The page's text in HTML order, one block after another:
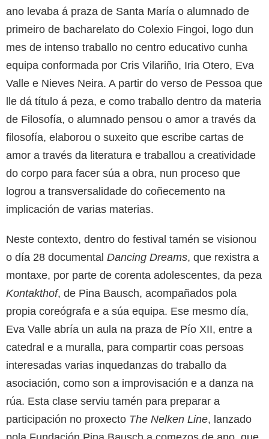
ano levaba á praza de Santa María o alumnado de
primeiro de bacharelato do Colexio Fingoi, logo dun
mes de intenso traballo no centro educativo cunha
equipa conformada por Cris Vilariño, Iria Otero, Eva
Valle e Nieves Neira. A partir do verso de Pessoa que
lle dá título á peza, e como traballo dentro da materia
de Filosofía, o alumnado pensou o amor a través da
filosofía, elaborou o suxeito que escribe cartas de
amor a través da literatura e traballou a creatividade
do corpo para facer súa a obra, nun proceso que
logrou a transversalidade do coñecemento na
implicación de varias materias.
Neste contexto, dentro do festival tamén se visionou
o día 28 documental Dancing Dreams, que rexistra a
montaxe, por parte de corenta adolescentes, da peza
Kontakthof, de Pina Bausch, acompañados pola
propia coreógrafa e a súa equipa. Ese mesmo día,
Eva Valle abría un aula na praza de Pío XII, entre a
catedral e a muralla, para compartir coas persoas
interesadas varias inquedanzas do traballo da
asociación, como son a improvisación e a danza na
rúa. Esta clase serviu tamén para preparar a
participación no proxecto The Nelken Line, lanzado